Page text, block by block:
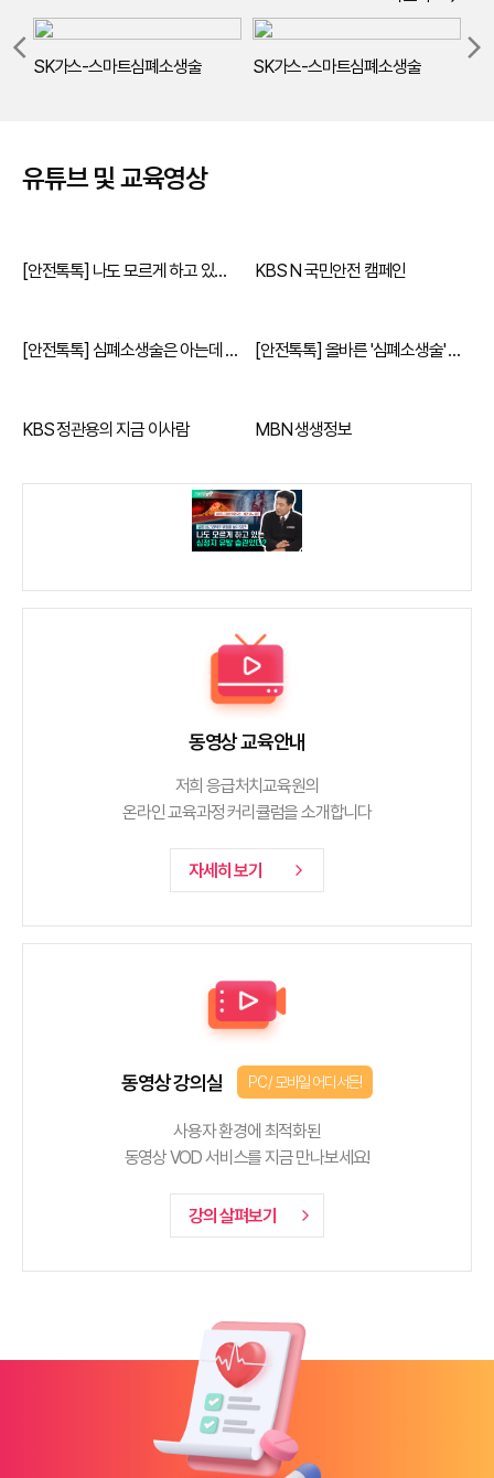
SK가스-스마트심폐소생술 SK가스-스마트심폐소생술
arrow_back_ios arrow_forward_ios
유튜브 및 교육영상
[안전톡톡] 나도 모르게 하고 있는 심정지 유발 습관이 있다?! (KBS Life 119) KBS N 국민안전 캠페인
[안전톡톡] 심폐소생술은 아는데 자동심장충격기(AED) 사용법 (KBS Life 119) [안전톡톡] 올바른 '심폐소생술' 교육이 필요한 이유 (KBS Life 119)
KBS 정관용의 지금 이사람 MBN 생생정보
동영상 교육안내
저희 응급처치교육원의
온라인 교육과정 커리큘럼을 소개합니다
자세히 보기 arrow_forward_ios
동영상 강의실 PC / 모바일 어디서든!
사용자 환경에 최적화된
동영상 VOD 서비스를 지금 만나보세요!
강의 살펴보기 arrow_forward_ios